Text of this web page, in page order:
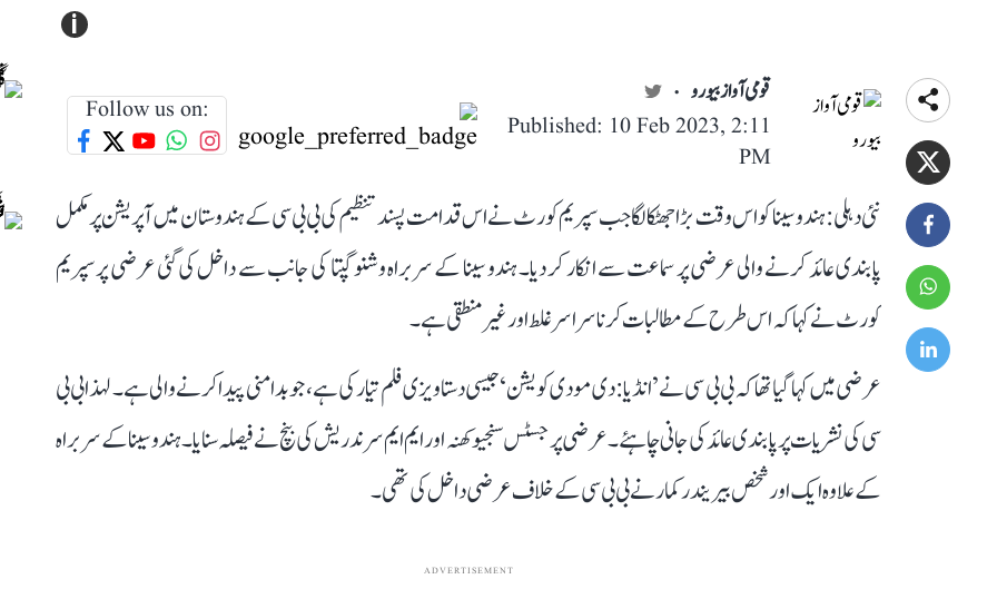
i
قومی آواز بیورو
Published: 10 Feb 2023, 2:11
PM
Follow us on:
نئی دہلی: ہندو سینا کو اس وقت بڑا جھٹکا لگا جب سپریم کورٹ نے اس قدامت پسند تنظیم کی بی بی سی کے ہندوستان میں آپریشن پر مکمل
پابندی عائد کرنے والی عرضی پر سماعت سے انکار کر دیا۔ ہندو سینا کے سربراہ وشنو گپتا کی جانب سے داخل کی گئی عرضی پر سپریم
کورٹ نے کہا کہ اس طرح کے مطالبات کرنا سراسر غلط اور غیر منطقی ہے۔
عرضی میں کہا گیا تھا کہ بی بی سی نے ’انڈیا: دی مودی کویشن‘ جیسی دستاویزی فلم تیار کی ہے، جو بدامنی پیدا کرنے والی ہے۔ لہذا بی بی
سی کی نشریات پر پابندی عائد کی جانی چاہئے۔ عرضی پر جسٹس سنجیو کھنہ اور ایم ایم سرندریش کی بنچ نے فیصلہ سنایا۔ ہندو سینا کے سربراہ
کے علاوہ ایک اور شخص بیریندر کمار نے بی بی سی کے خلاف عرضی داخل کی تھی۔
ADVERTISEMENT